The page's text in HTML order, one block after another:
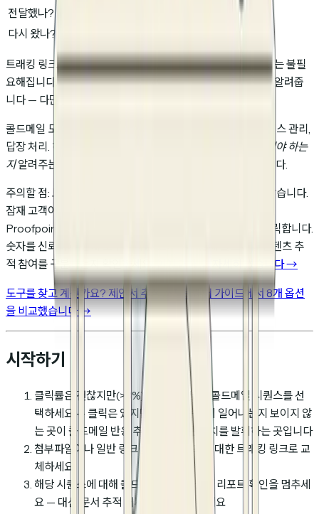
전달했나?
다시 왔나?
트래킹 링크로 전환하면, 콜드메일 플랫폼의 오픈 및 클릭 지표는 불필
요해집니다. 트래킹 링크가 그 지표들이 알려주려던 모든 것을 알려줍
니다 — 다만 정확하게.
콜드메일 도구는 여전히 잘하는 것을 합니다: 이메일 발송, 시퀀스 관리,
답장 처리. 하지만 참여 신호 —
누구에게 전화하고 무엇을 말해야 하는
지알려주는 것 — 는 이메일 지표가 아닌 트래킹 링크에서 옵니다.
주의할 점: 모든 문서 추적 도구가 봇 트래픽을 필터링하지는 않습니다.
잠재 고객이 대기업에 있다면, 이메일 보안 시스템(SafeLinks,
Proofpoint, Mimecast)이 사람이 보기 전에 모든 링크를 클릭합니다.
숫자를 신뢰하기 전에 도구가 자동 트래픽과 실제 콜드메일 콘텐츠 추
적 참여를 구분하는지 확인하세요.
이에 대해 더 자세히 썼습니다 →
도구를 찾고 계신가요? 제안서 추적 소프트웨어 가이드에서 8개 옵션
을 비교했습니다 →
시작하기
클릭률은 괜찮지만(>3%) 답장률이 낮은 콜드메일 시퀀스를 선
택하세요 — 클릭은 있지만 이후 무슨 일이 일어나는지 보이지 않
는 곳이 콜드메일 반응 추적이 가장 큰 가치를 발휘하는 곳입니다
첨부파일이나 일반 링크를 같은 콘텐츠에 대한 트래킹 링크로 교
체하세요
해당 시퀀스에 대해 콜드메일 도구의 클릭 리포트 확인을 멈추세
요 — 대신 문서 추적 대시보드를 확인하세요